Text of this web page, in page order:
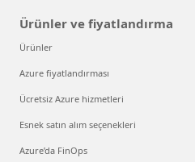
Ürünler ve fiyatlandırma
Ürünler
Azure fiyatlandırması
Ücretsiz Azure hizmetleri
Esnek satın alım seçenekleri
Azure’da FinOps